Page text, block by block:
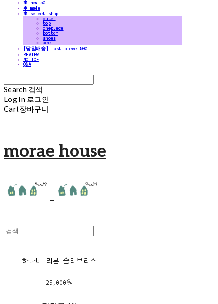
✻ new 5%
✻ made
✻ select shop
outer
top
onepiece
bottom
shoes
acc
[당일배송] Last piece 50%
REVIEW
NOTICE
Q&A
Search 검색
Log In 로그인
Cart장바구니
morae house
하나비 리본 슬리브리스
25,000원